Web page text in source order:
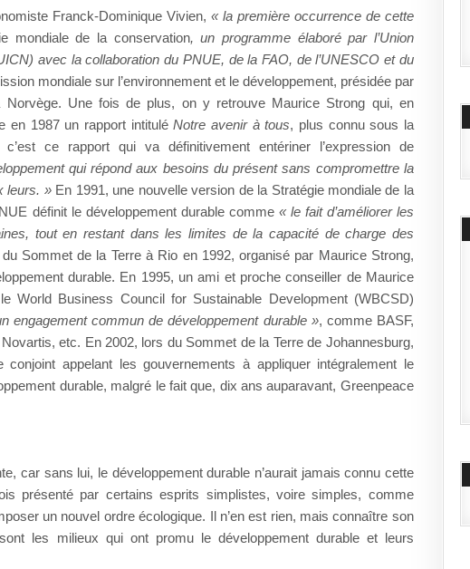
Franck-Dominique Vivien, « la première occurrence de cette
mondiale de la conservation, un programme élaboré par l’Union
avec la collaboration du PNUE, de la FAO, de l’UNESCO et du
mondiale sur l’environnement et le développement, présidée par
Une fois de plus, on y retrouve Maurice Strong qui, en
en 1987 un rapport intituléNotre avenir à tous, plus connu sous la
ce rapport qui va définitivement entériner l’expression de
qui répond aux besoins du présent sans compromettre la
leurs. »En 1991, une nouvelle version de la Stratégie mondiale de la
définit le développement durable comme « le fait d’améliorer les
tout en restant dans les limites de la capacité de charge des
Sommet de la Terre à Rio en 1992, organisé par Maurice Strong,
durable. En 1995, un ami et proche conseiller de Maurice
World Business Council for Sustainable Development (WBCSD)
engagement commun de développement durable », comme BASF,
etc. En 2002, lors du Sommet de la Terre de Johannesburg,
appelant les gouvernements à appliquer intégralement le
durable, malgré le fait que, dix ans auparavant, Greenpeace
car sans lui, le développement durable n’aurait jamais connu cette
présenté par certains esprits simplistes, voire simples, comme
un nouvel ordre écologique. Il n’en est rien, mais connaître son
les milieux qui ont promu le développement durable et leurs